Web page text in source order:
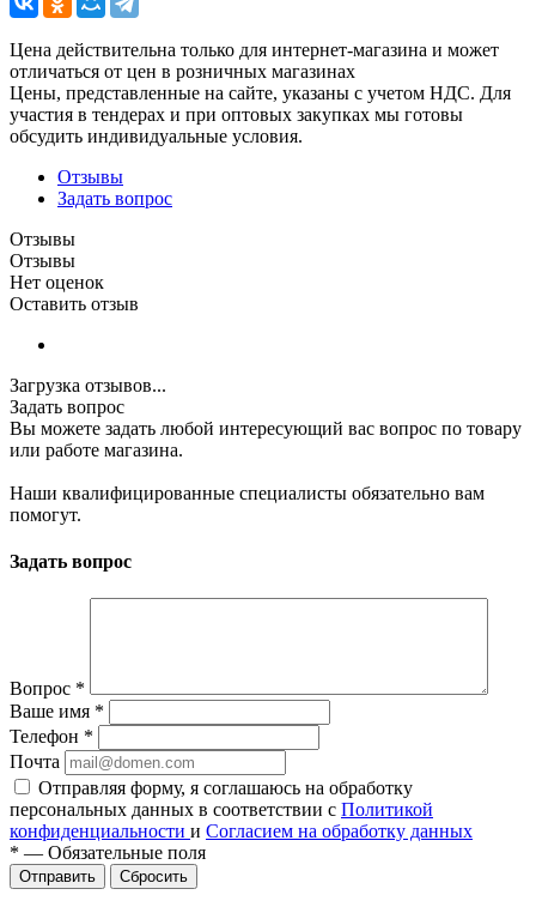
Цена действительна только для интернет-магазина и может
отличаться от цен в розничных магазинах
Цены, представленные на сайте, указаны с учетом НДС. Для
участия в тендерах и при оптовых закупках мы готовы
обсудить индивидуальные условия.
Отзывы
Задать вопрос
Отзывы
Отзывы
Нет оценок
Оставить отзыв
Загрузка отзывов...
Задать вопрос
Вы можете задать любой интересующий вас вопрос по товару
или работе магазина.
Наши квалифицированные специалисты обязательно вам
помогут.
Задать вопрос
Вопрос *
Ваше имя *
Телефон *
Почта
Отправляя форму, я соглашаюсь на обработку
персональных данных в соответствии с Политикой
конфиденциальности и Согласием на обработку данных
* — Обязательные поля
Сбросить